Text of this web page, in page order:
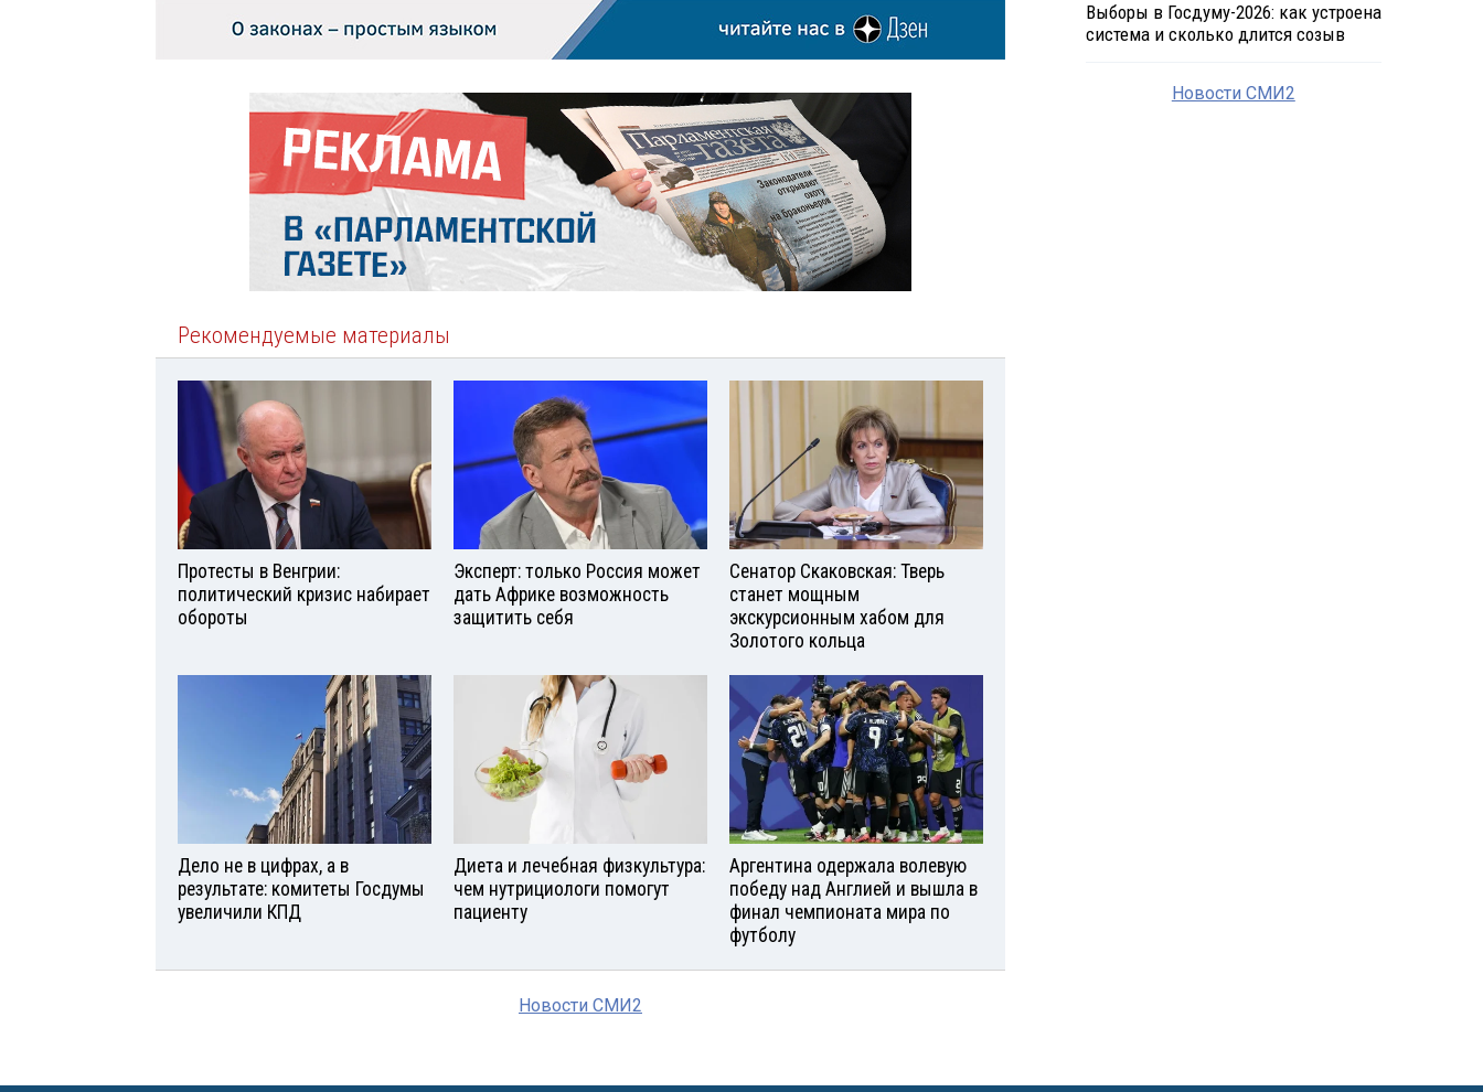
Рекомендуемые материалы
Протесты в Венгрии:
политический кризис набирает
обороты
Эксперт: только Россия может
дать Африке возможность
защитить себя
Сенатор Скаковская: Тверь
станет мощным
экскурсионным хабом для
Золотого кольца
Дело не в цифрах, а в
результате: комитеты Госдумы
увеличили КПД
Диета и лечебная физкультура:
чем нутрициологи помогут
пациенту
Аргентина одержала волевую
победу над Англией и вышла в
финал чемпионата мира по
футболу
Новости СМИ2
Выборы в Госдуму-2026: как устроена
система и сколько длится созыв
Новости СМИ2